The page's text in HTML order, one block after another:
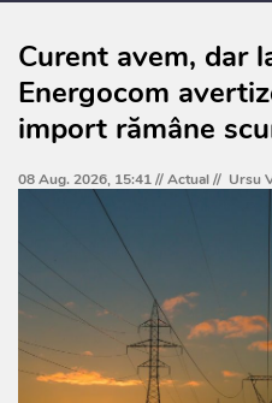
Curent avem, dar
Energocom
import rămâne
08 Aug. 2026, 15:41 //Actual// Ursu